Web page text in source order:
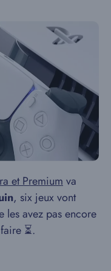
et Premium va
, six jeux vont
les avez pas encore
⏳.